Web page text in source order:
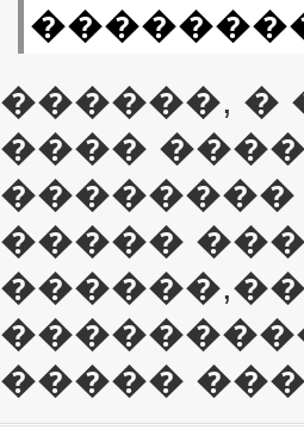
������, �
����
��������
�����
�����